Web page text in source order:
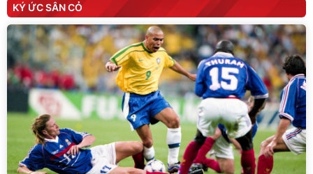
KÝ ỨC SÂN CỎ